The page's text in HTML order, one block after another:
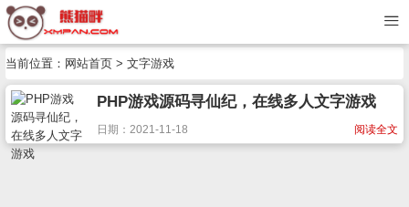
当前位置： 网站首页 > 文字游戏
PHP游戏源码寻仙纪，在线多人文字游戏
阅读全文
日期：2021-11-18